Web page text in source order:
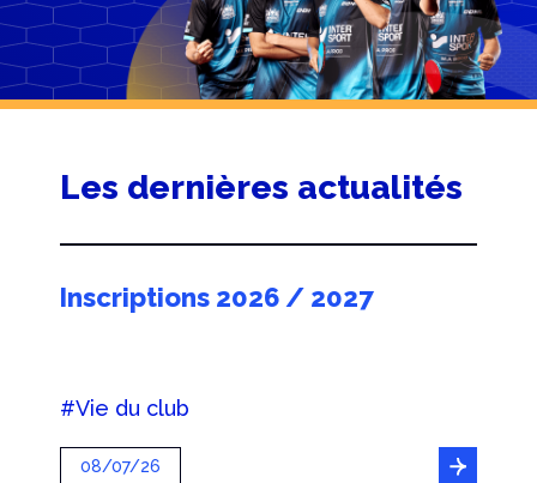
Les dernières actualités
Inscriptions 2026 / 2027
#Vie du club
08/07/26